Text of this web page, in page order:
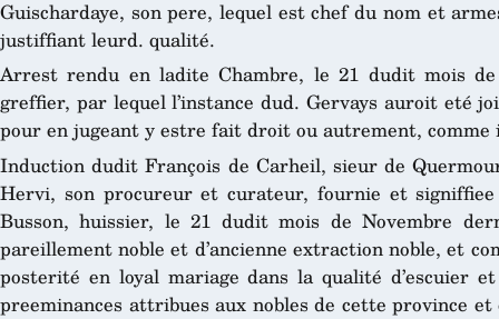
Guischardaye, son pere, lequel est chef du nom et
justiffiant leurd. qualité.
Arrest rendu en ladite Chambre, le 21 dudit mois
greffier, par lequel l’instance dud. Gervays auroit eté
pour en jugeant y estre fait droit ou autrement,
Induction dudit François de Carheil, sieur de
Hervi, son procureur et curateur, fournie et
Busson, huissier, le 21 dudit mois de Novembre
pareillement noble et d’ancienne extraction noble, et
posterité en loyal mariage dans la qualité d’escuier
preeminances attribues aux nobles de cette province et